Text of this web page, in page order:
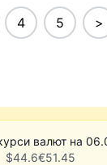
4 5 >
валют на
$44.6€51.45